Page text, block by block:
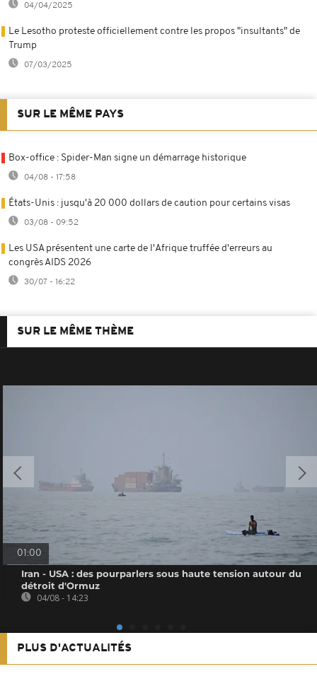
04/04/2025
Le Lesotho proteste officiellement contre les propos "insultants" de
Trump
07/03/2025
SUR LE MÊME PAYS
Box-office : Spider-Man signe un démarrage historique
04/08 - 17:58
États-Unis : jusqu'à 20 000 dollars de caution pour certains visas
03/08 - 09:52
Les USA présentent une carte de l'Afrique truffée d'erreurs au
congrès AIDS 2026
30/07 - 16:22
SUR LE MÊME THÈME
01:00
Iran - USA : des pourparlers sous haute tension autour du
détroit d'Ormuz
04/08 - 14:23
PLUS D'ACTUALITÉS